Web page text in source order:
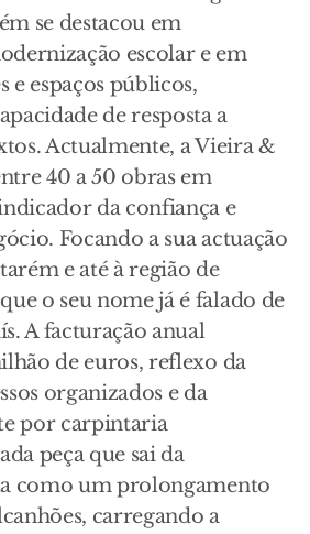
se destacou em
escolar e em
e espaços públicos,
de resposta a
Actualmente, a Vieira &
40 a 50 obras em
da confiança e
Focando a sua actuação
e até à região de
o seu nome já é falado de
A facturação anual
de euros, reflexo da
organizados e da
por carpintaria
peça que sai da
como um prolongamento
carregando a